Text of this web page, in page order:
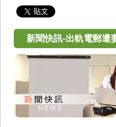
新聞快訊-出軌電郵